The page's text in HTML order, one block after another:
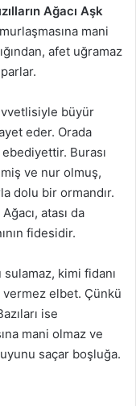
Ağacı Aşk
mani
afet uğramaz
büyür
eder. Orada
ebediyettir. Burası
ve nur olmuş,
dolu bir ormandır.
atası da
fidesidir.
kimi fidanı
elbet. Çünkü
ise
mani olmaz ve
saçar boşluğa.